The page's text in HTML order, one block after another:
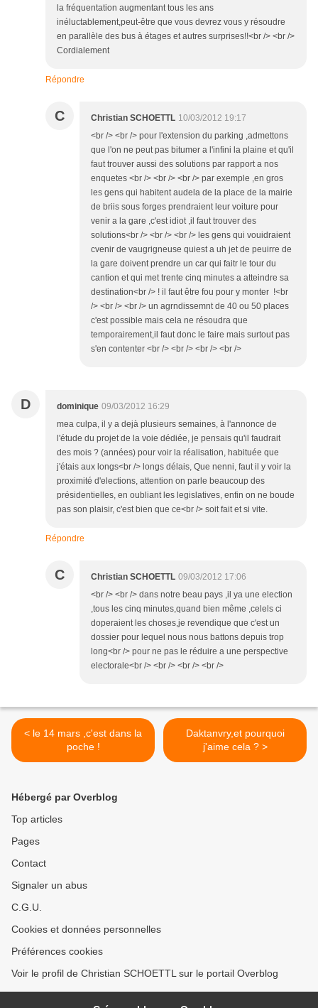
la fréquentation augmentant tous les ans
inéluctablement,peut-être que vous devrez vous y résoudre
en parallèle des bus à étages et autres surprises!!<br /> <br />
Cordialement
Répondre
C Christian SCHOETTL 10/03/2012 19:17
<br /> <br /> pour l'extension du parking ,admettons
que l'on ne peut pas bitumer a l'infini la plaine et qu'il
faut trouver aussi des solutions par rapport a nos
enquetes <br /> <br /> <br /> par exemple ,en gros
les gens qui habitent audela de la place de la mairie
de briis sous forges prendraient leur voiture pour
venir a la gare ,c'est idiot ,il faut trouver des
solutions<br /> <br /> <br /> les gens qui vouidraient
cvenir de vaugrigneuse quiest a uh jet de peuirre de
la gare doivent prendre un car qui faitr le tour du
cantion et qui met trente cinq minutes a atteindre sa
destination<br /> ! il faut être fou pour y monter !<br
/> <br /> <br /> un agrndissemnt de 40 ou 50 places
c'est possible mais cela ne résoudra que
temporairement,il faut donc le faire mais surtout pas
s'en contenter <br /> <br /> <br /> <br />
D dominique 09/03/2012 16:29
mea culpa, il y a dejà plusieurs semaines, à l'annonce de
l'étude du projet de la voie dédiée, je pensais qu'il faudrait
des mois ? (années) pour voir la réalisation, habituée que
j'étais aux longs<br /> longs délais, Que nenni, faut il y voir la
proximité d'elections, attention on parle beaucoup des
présidentielles, en oubliant les legislatives, enfin on ne boude
pas son plaisir, c'est bien que ce<br /> soit fait et si vite.
Répondre
C Christian SCHOETTL 09/03/2012 17:06
<br /> <br /> dans notre beau pays ,il ya une election
,tous les cinq minutes,quand bien même ,celels ci
doperaient les choses,je revendique que c'est un
dossier pour lequel nous nous battons depuis trop
long<br /> pour ne pas le réduire a une perspective
electorale<br /> <br /> <br /> <br />
< le 14 mars ,c'est dans la
poche !
Daktanvry,et pourquoi
j'aime cela ? >
Hébergé par Overblog
Top articles
Pages
Contact
Signaler un abus
C.G.U.
Cookies et données personnelles
Préférences cookies
Voir le profil de Christian SCHOETTL sur le portail Overblog